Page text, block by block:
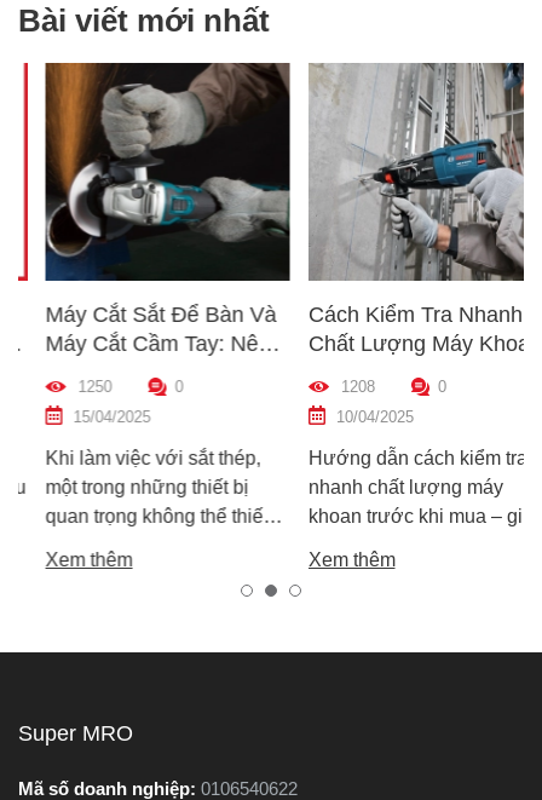
Bài viết mới nhất
Máy Cắt Sắt Để Bàn Và
Máy Cắt Cầm Tay: Nên
Chọn Loại Nào Phù Hợp
Nhất?
1250
0
15/04/2025
Khi làm việc với sắt thép,
một trong những thiết bị
quan trọng không thể thiếu
nhiên, trên thị trường hiện
nay có hai dòng phổ biến là
bài viết này, Super MRO sẽ
giúp bạn hiểu rõ sự khác
Xem thêm
Cách Kiểm Tra Nhanh
Chất Lượng Máy Khoan
Trước Khi Mua – Hướng
Dẫn Chi Tiết Cho Người
Mới
1208
0
10/04/2025
Hướng dẫn cách kiểm tra
nhanh chất lượng máy
khoan trước khi mua – giúp
tốt, bền, hoạt động ổn định,
tránh hàng giả, hàng kém
Xem thêm
Super MRO
Mã số doanh nghiệp: 0106540622